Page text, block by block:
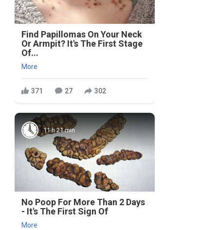
Find Papillomas On Your Neck
Or Armpit? It's The First Stage
Of...
More
371 27 302
11 h 21 min
No Poop For More Than 2 Days
- It's The First Sign Of
More